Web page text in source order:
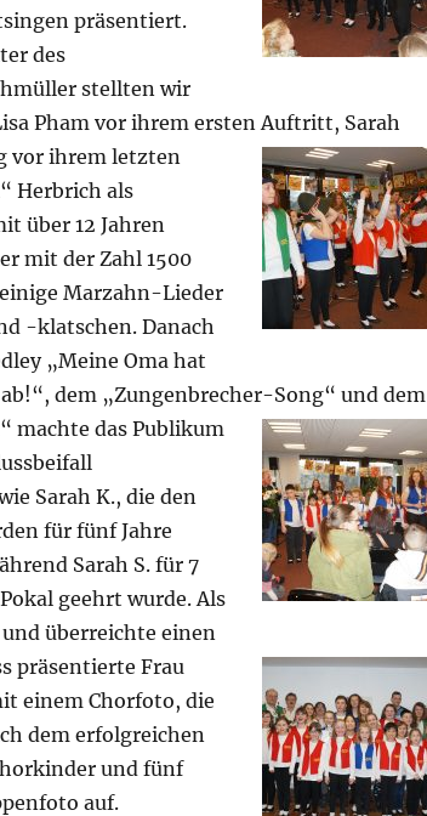
präsentiert.
des
stellten wir
Pham vor ihrem ersten Auftritt, Sarah
vor ihrem letzten
Herbrich als
über 12 Jahren
mit der Zahl 1500
Marzahn-Lieder
-klatschen. Danach
„Meine Oma hat
dem „Zungenbrecher-Song“ und dem
machte das Publikum
Sarah K., die den
für fünf Jahre
Sarah S. für 7
geehrt wurde. Als
überreichte einen
präsentierte Frau
einem Chorfoto, die
dem erfolgreichen
und fünf
auf.